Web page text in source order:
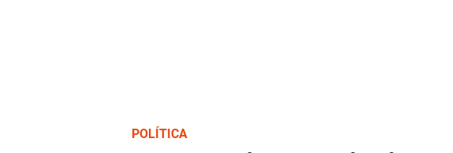
POLÍTICA